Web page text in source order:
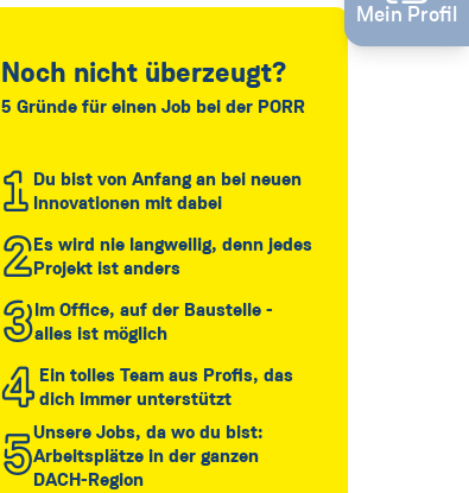
Noch nicht überzeugt?
5 Gründe für einen Job bei der PORR
1 Du bist von Anfang an bei neuen
Innovationen mit dabei
2Es wird nie langweilig, denn jedes
Projekt ist anders
3Im Office, auf der Baustelle -
alles ist möglich
4 Ein tolles Team aus Profis, das
dich immer unterstützt
5Unsere Jobs, da wo du bist:
Arbeitsplätze in der ganzen
DACH-Region
Mein Profil